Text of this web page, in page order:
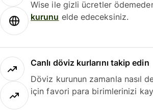
Wise ile gizli ücretler
kurunu elde edeceksiniz.
Canlı döviz kurlarını takip edin
Döviz kurunun zamanla nasıl
için favori para birimlerinizi